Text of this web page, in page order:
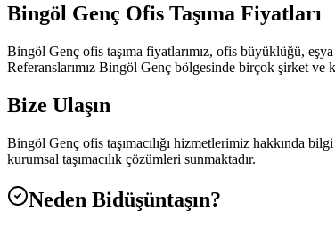
Bingöl Genç Ofis Taşıma Fiyatları
Bingöl Genç ofis taşıma fiyatlarımız, ofis büyüklüğü,
Referanslarımız Bingöl Genç bölgesinde birçok şirket ve
Bize Ulaşın
Bingöl Genç ofis taşımacılığı hizmetlerimiz hakkında
kurumsal taşımacılık çözümleri sunmaktadır.
Neden Bidüşüntaşın?